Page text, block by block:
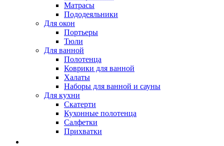
Матрасы
Пододеяльники
Для окон
Портьеры
Тюли
Для ванной
Полотенца
Коврики для ванной
Халаты
Наборы для ванной и сауны
Для кухни
Скатерти
Кухонные полотенца
Салфетки
Прихватки